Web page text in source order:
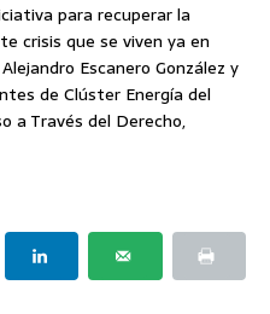
para recuperar la
crisis que se viven ya en
Escanero González y
de Clúster Energía del
a Través del Derecho,